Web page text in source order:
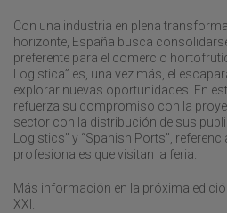
Con una industria en plena
horizonte, España busca
preferente para el comercio
Logistica” es, una vez más, el
explorar nuevas oportunidades. En
refuerza su compromiso con la
sector con la distribución de sus
Logistics” y “Spanish Ports”,
profesionales que visitan la feria.
Más información en la próxima
XXI.